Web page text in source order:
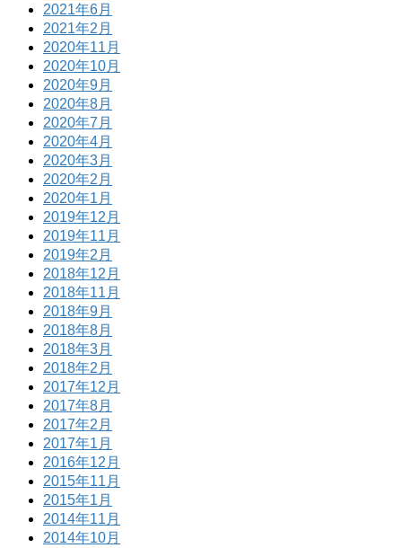
2021年6月
2021年2月
2020年11月
2020年10月
2020年9月
2020年8月
2020年7月
2020年4月
2020年3月
2020年2月
2020年1月
2019年12月
2019年11月
2019年2月
2018年12月
2018年11月
2018年9月
2018年8月
2018年3月
2018年2月
2017年12月
2017年8月
2017年2月
2017年1月
2016年12月
2015年11月
2015年1月
2014年11月
2014年10月